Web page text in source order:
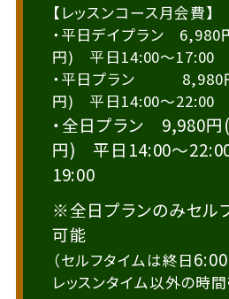
【レッスンコース月会費】
・平日デイプラン 6,980
円) 平日14:00～17:00
・平日プラン 8,980
円) 平日14:00～22:00
・全日プラン 9,980
円) 平日14:00～
19:00
※全日プランのみセル
可能
（セルフタイムは終日
レッスンタイム以外の時間